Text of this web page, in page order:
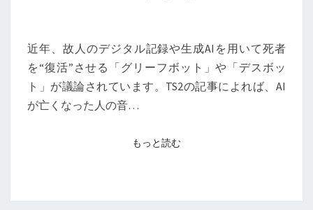
復
活
と
ー
ッ
近年、故人のデジタル記録や生成AIを用いて死者
を“復活”させる「グリーフボット」や「デスボッ
ト」が議論されています。TS2の記事によれば、AI
が亡くなった人の音…
もっと読むもっと読む